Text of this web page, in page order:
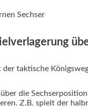
Sechser
taktische
die
Z.B. spielt der